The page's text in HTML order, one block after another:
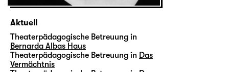
Aktuell
Theaterpädagogische Betreuung in
Bernarda Albas Haus
Theaterpädagogische Betreuung in Das
Vermächtnis